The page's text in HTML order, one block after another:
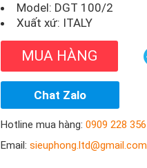
Model: DGT 100/2
Xuất xứ: ITALY
MUA HÀNG
Chat Zalo
Hotline mua hàng:0909 228 356
Email:sieuphong.ltd@gmail.com